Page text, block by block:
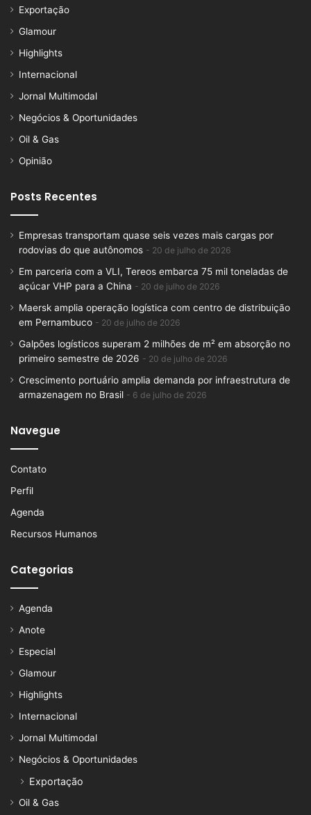
Exportação
Glamour
Highlights
Internacional
Jornal Multimodal
Negócios & Oportunidades
Oil & Gas
Opinião
Posts Recentes
Empresas transportam quase seis vezes mais cargas por
rodovias do que autônomos
20 de julho de 2026
Em parceria com a VLI, Tereos embarca 75 mil toneladas de
açúcar VHP para a China
20 de julho de 2026
Maersk amplia operação logística com centro de distribuição
em Pernambuco
20 de julho de 2026
Galpões logísticos superam 2 milhões de m² em absorção no
primeiro semestre de 2026
20 de julho de 2026
Crescimento portuário amplia demanda por infraestrutura de
armazenagem no Brasil
6 de julho de 2026
Navegue
Contato
Perfil
Agenda
Recursos Humanos
Categorias
Agenda
Anote
Especial
Glamour
Highlights
Internacional
Jornal Multimodal
Negócios & Oportunidades
Exportação
Oil & Gas